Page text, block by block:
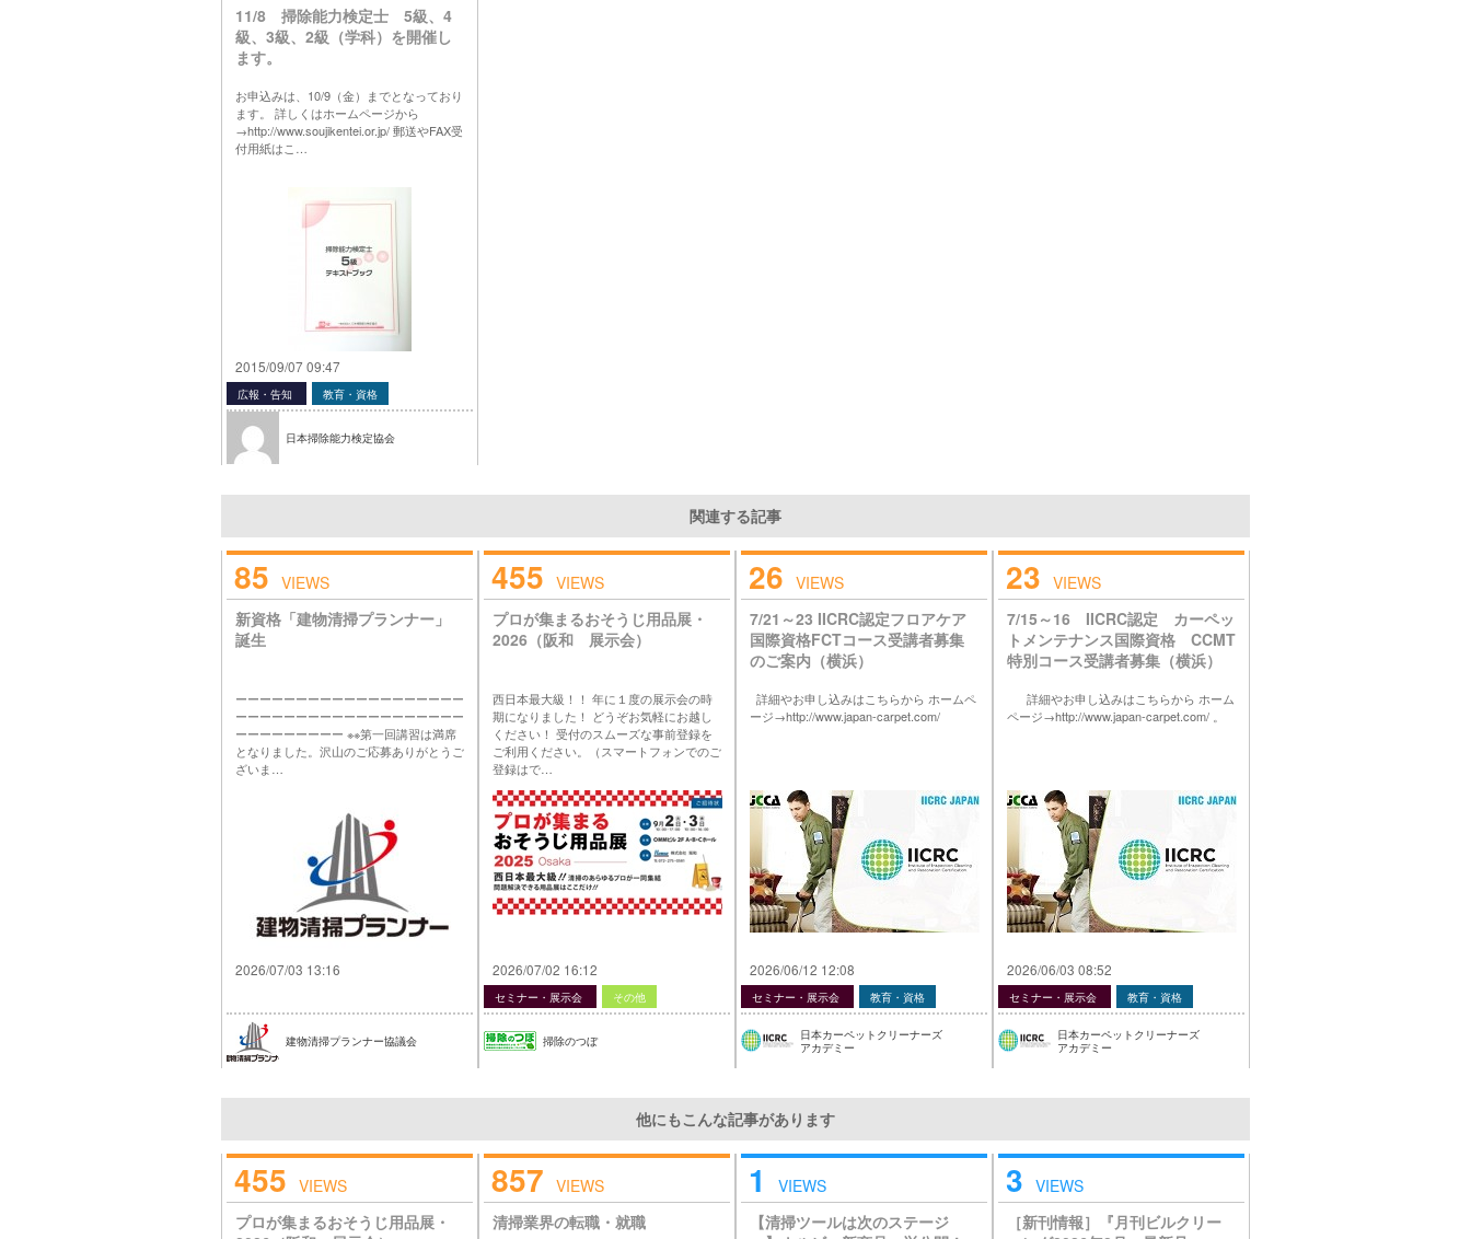
11/8 掃除能力検定士 5級、4
級、3級、2級（学科）を開催し
ます。
お申込みは、10/9（金）までとなっており
ます。 詳しくはホームページから
→http://www.soujikentei.or.jp/ 郵送やFAX受
付用紙はこ…
2015/09/07 09:47
広報・告知 教育・資格
日本掃除能力検定協会
関連する記事
85 VIEWS
新資格「建物清掃プランナー」
誕生
ーーーーーーーーーーーーーーーーーーー
ーーーーーーーーーーーーーーーーーーー
ーーーーーーーーー ※※第一回講習は満席
となりました。沢山のご応募ありがとうご
ざいま…
2026/07/03 13:16
建物清掃プランナー協議会
455 VIEWS
プロが集まるおそうじ用品展・
2026（阪和 展示会）
西日本最大級！！ 年に１度の展示会の時
期になりました！ どうぞお気軽にお越し
ください！ 受付のスムーズな事前登録を
ご利用ください。（スマートフォンでのご
登録はで…
2026/07/02 16:12
セミナー・展示会 その他
掃除のつぼ
26 VIEWS
7/21～23 IICRC認定フロアケア
国際資格FCTコース受講者募集
のご案内（横浜）
詳細やお申し込みはこちらから ホームペ
ージ→http://www.japan-carpet.com/
2026/06/12 12:08
セミナー・展示会 教育・資格
日本カーペットクリーナーズ
アカデミー
23 VIEWS
7/15～16 IICRC認定 カーペッ
トメンテナンス国際資格 CCMT
特別コース受講者募集（横浜）
詳細やお申し込みはこちらから ホーム
ページ→http://www.japan-carpet.com/ 。
2026/06/03 08:52
セミナー・展示会 教育・資格
日本カーペットクリーナーズ
アカデミー
他にもこんな記事があります
455 VIEWS
プロが集まるおそうじ用品展・
857 VIEWS
清掃業界の転職・就職
1
VIEWS
【清掃ツールは次のステージ
3 VIEWS
［新刊情報］『月刊ビルクリー